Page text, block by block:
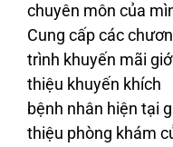
chuyên môn của
Cung cấp các
trình khuyến mãi
thiệu khuyến khích
bệnh nhân hiện tại
thiệu phòng khám